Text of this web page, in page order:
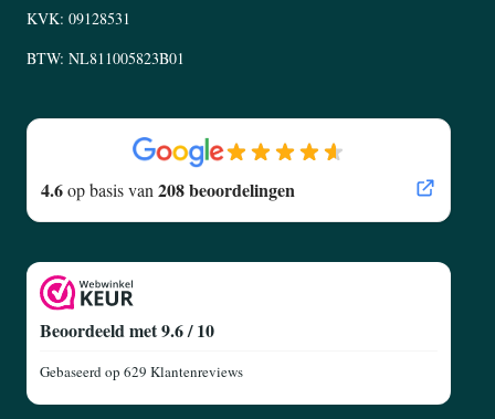
KVK: 09128531
BTW: NL811005823B01
4.6op basis van 208 beoordelingen
Beoordeeld met 9.6 / 10
Gebaseerd op 629 Klantenreviews